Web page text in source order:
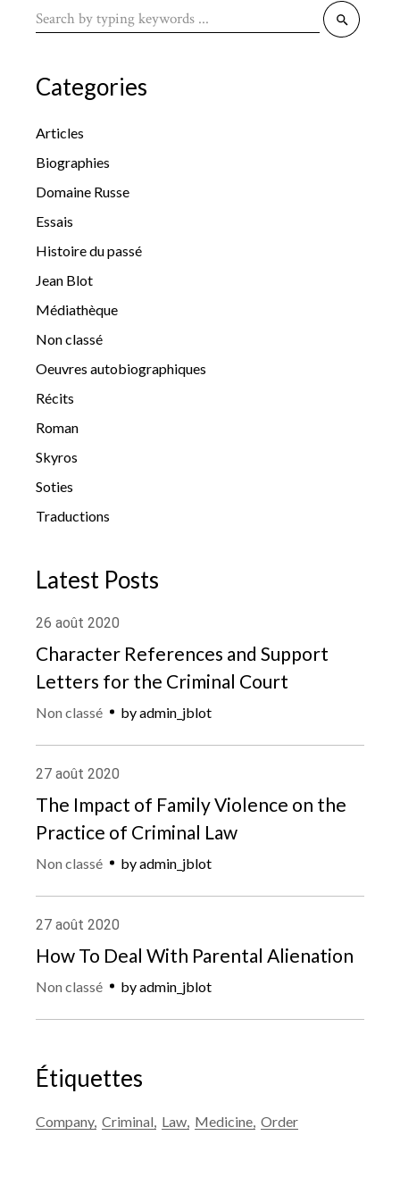
Search
for:
Categories
Articles
Biographies
Domaine Russe
Essais
Histoire du passé
Jean Blot
Médiathèque
Non classé
Oeuvres autobiographiques
Récits
Roman
Skyros
Soties
Traductions
Latest Posts
26 août 2020
Character References and Support
Letters for the Criminal Court
Non classé byadmin_jblot
27 août 2020
The Impact of Family Violence on the
Practice of Criminal Law
Non classé byadmin_jblot
27 août 2020
How To Deal With Parental Alienation
Non classé byadmin_jblot
Étiquettes
Company Criminal Law Medicine Order